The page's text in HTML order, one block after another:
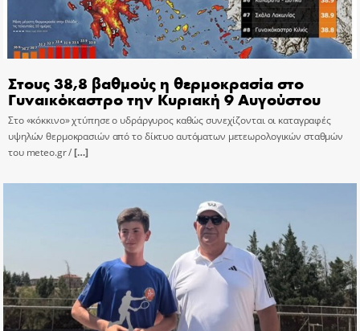
Στους 38,8 βαθμούς η θερμοκρασία στο
Γυναικόκαστρο την Κυριακή 9 Αυγούστου
Στο «κόκκινο» χτύπησε ο υδράργυρος καθώς συνεχίζονται οι καταγραφές
υψηλών θερμοκρασιών από το δίκτυο αυτόματων μετεωρολογικών σταθμών
του meteo.gr /[…]